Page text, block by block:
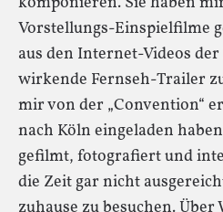
Vorstellungs-Einspielfilme
aus den Internet-Videos
wirkende Fernseh-Trailer
mir von der „Convention“
nach Köln eingeladen
gefilmt, fotografiert und
die Zeit gar nicht